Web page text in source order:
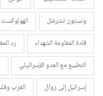
ونستون تشرشل
الهولوكست
قادة المقاومة الشهداء
رد
التطبيع مع العدو الإسرائيلي
إسرائيل إلى زوال
الغرب